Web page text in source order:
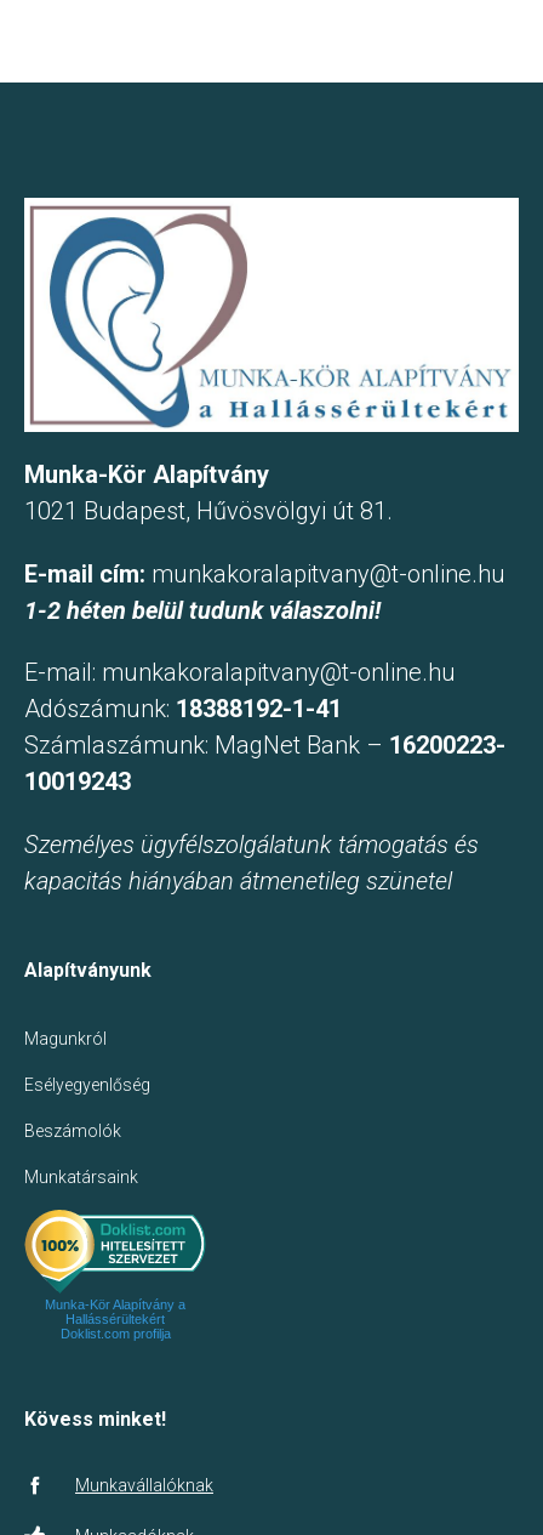
Munka-Kör Alapítvány
1021 Budapest, Hűvösvölgyi út 81.
E-mail cím: munkakoralapitvany@t-online.hu
1-2 héten belül tudunk válaszolni!
E-mail: munkakoralapitvany@t-online.hu
Adószámunk: 18388192-1-41
Számlaszámunk: MagNet Bank – 16200223-
10019243
Személyes ügyfélszolgálatunk támogatás és
kapacitás hiányában átmenetileg szünetel
Alapítványunk
Magunkról
Esélyegyenlőség
Beszámolók
Munkatársaink
Munka-Kör Alapítvány a
Hallássérültekért
Doklist.com profilja
Kövess minket!
Munkavállalóknak